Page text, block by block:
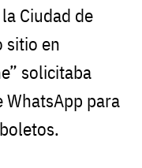
Ciudad de
sitio en
solicitaba
WhatsApp para